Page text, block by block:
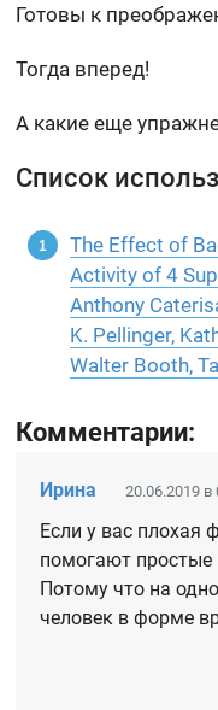
Готовы к
Тогда вперед!
А какие еще
Список
The Effect of
Activity of 4
Anthony
K. Pellinger,
Walter Booth,
Комментарии:
Ирина 20.06.2019 в
Если у вас плохая
помогают простые
Потому что на
человек в форме